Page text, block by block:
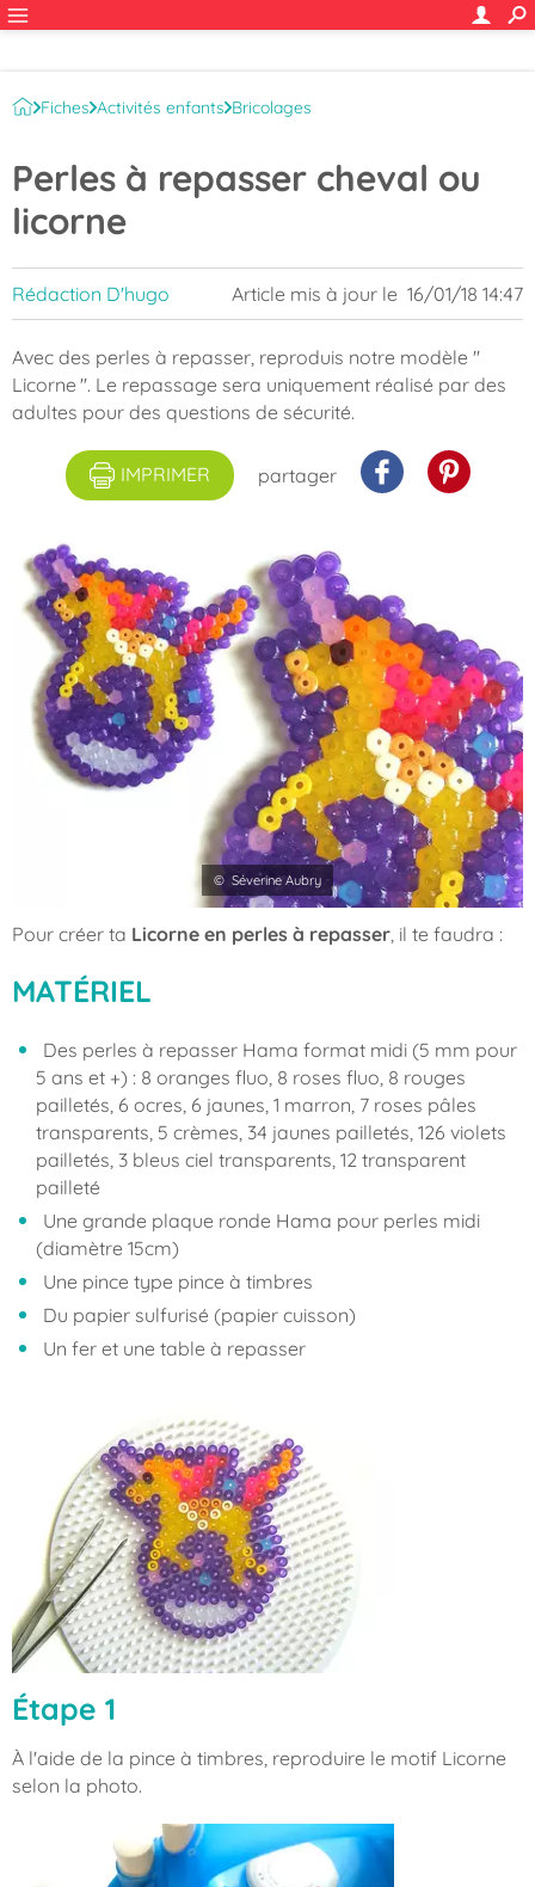
Fiches Activités enfants Bricolages
Perles à repasser cheval ou
licorne
Rédaction D'hugo Article mis à jour le 16/01/18 14:47
Avec des perles à repasser, reproduis notre modèle "
Licorne ". Le repassage sera uniquement réalisé par des
adultes pour des questions de sécurité.
IMPRIMER partager
© Séverine Aubry
Pour créer ta Licorne en perles à repasser, il te faudra :
MATÉRIEL
Des perles à repasser Hama format midi (5 mm pour
5 ans et +) : 8 oranges fluo, 8 roses fluo, 8 rouges
pailletés, 6 ocres, 6 jaunes, 1 marron, 7 roses pâles
transparents, 5 crèmes, 34 jaunes pailletés, 126 violets
pailletés, 3 bleus ciel transparents, 12 transparent
pailleté
Une grande plaque ronde Hama pour perles midi
(diamètre 15cm)
Une pince type pince à timbres
Du papier sulfurisé (papier cuisson)
Un fer et une table à repasser
Étape 1
À l'aide de la pince à timbres, reproduire le motif Licorne
selon la photo.